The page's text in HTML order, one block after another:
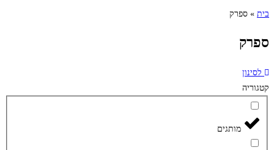
בית » ספרק
ספרק
לסינון
קטגוריה
מותגים